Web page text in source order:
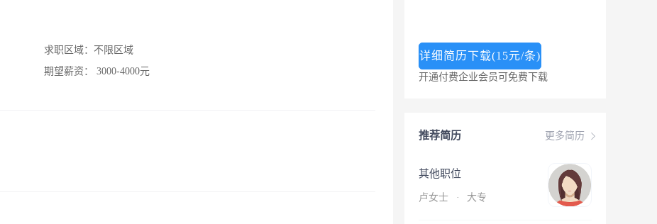
求职区域： 不限区域
期望薪资：
3000-4000元
详细简历下载(15元/条)
开通付费企业会员可免费下载
更多简历
推荐简历
其他职位
卢女士 · 大专